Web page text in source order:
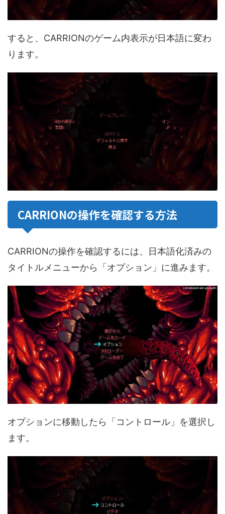
すると、CARRIONのゲーム内表示が日本語に変わ
ります。
CARRIONの操作を確認する方法
CARRIONの操作を確認するには、日本語化済みの
タイトルメニューから「オプション」に進みます。
オプションに移動したら「コントロール」を選択し
ます。